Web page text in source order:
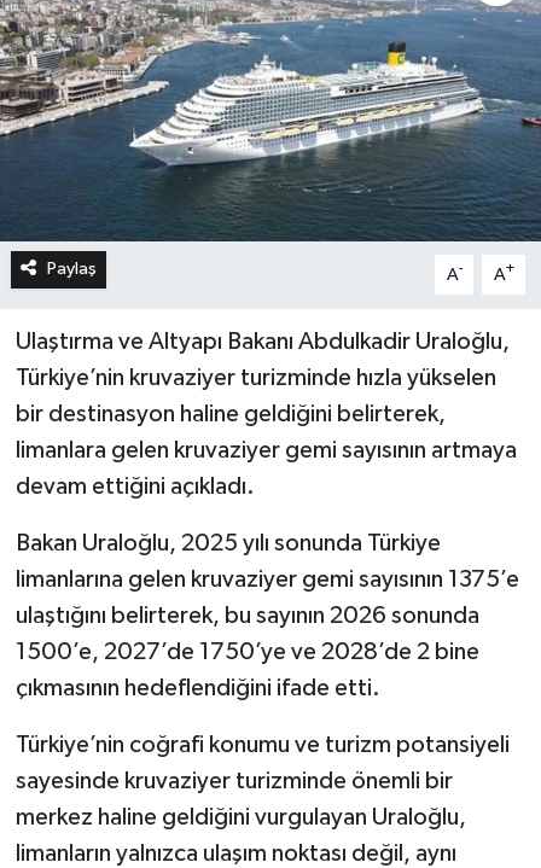
Paylaş A- A+
Ulaştırma ve Altyapı Bakanı Abdulkadir Uraloğlu,
Türkiye’nin kruvaziyer turizminde hızla yükselen
bir destinasyon haline geldiğini belirterek,
limanlara gelen kruvaziyer gemi sayısının artmaya
devam ettiğini açıkladı.
Bakan Uraloğlu, 2025 yılı sonunda Türkiye
limanlarına gelen kruvaziyer gemi sayısının 1375’e
ulaştığını belirterek, bu sayının 2026 sonunda
1500’e, 2027’de 1750’ye ve 2028’de 2 bine
çıkmasının hedeflendiğini ifade etti.
Türkiye’nin coğrafi konumu ve turizm potansiyeli
sayesinde kruvaziyer turizminde önemli bir
merkez haline geldiğini vurgulayan Uraloğlu,
limanların yalnızca ulaşım noktası değil, aynı